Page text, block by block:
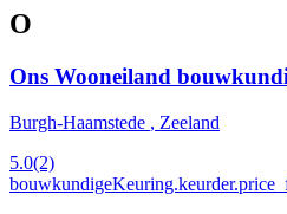
O
Ons Wooneiland
Burgh-Haamstede , Zeeland
5.0(2)